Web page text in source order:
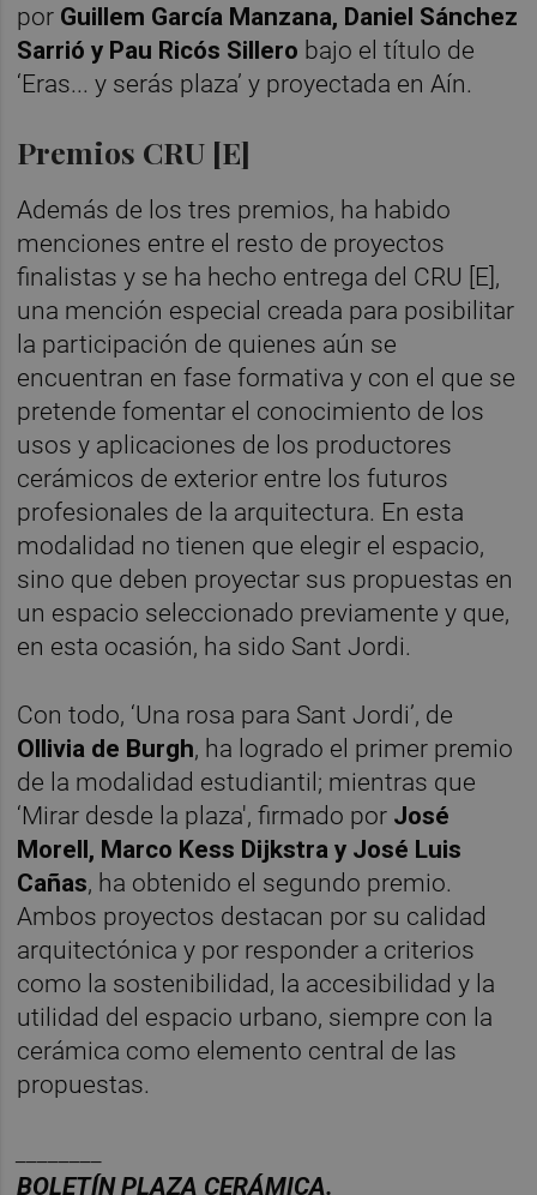
por Guillem García Manzana, Daniel Sánchez
Sarrió y Pau Ricós Sillero bajo el título de
‘Eras... y serás plaza’ y proyectada en Aín.
Premios CRU [E]
Además de los tres premios, ha habido
menciones entre el resto de proyectos
finalistas y se ha hecho entrega del CRU [E],
una mención especial creada para posibilitar
la participación de quienes aún se
encuentran en fase formativa y con el que se
pretende fomentar el conocimiento de los
usos y aplicaciones de los productores
cerámicos de exterior entre los futuros
profesionales de la arquitectura. En esta
modalidad no tienen que elegir el espacio,
sino que deben proyectar sus propuestas en
un espacio seleccionado previamente y que,
en esta ocasión, ha sido Sant Jordi.
Con todo, ‘Una rosa para Sant Jordi’, de
Ollivia de Burgh, ha logrado el primer premio
de la modalidad estudiantil; mientras que
‘Mirar desde la plaza', firmado por José
Morell, Marco Kess Dijkstra y José Luis
Cañas, ha obtenido el segundo premio.
Ambos proyectos destacan por su calidad
arquitectónica y por responder a criterios
como la sostenibilidad, la accesibilidad y la
utilidad del espacio urbano, siempre con la
cerámica como elemento central de las
propuestas.
BOLETÍN PLAZA CERÁMICA.